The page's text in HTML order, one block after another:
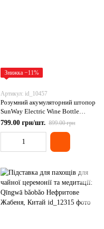
Знижка −11%
Артикул: id_10457
Розумний акумуляторний штопор
SunWay Electric Wine Bottle
Opener C006U Type-C Blue
799.00 грн/шт. 899.00 грн